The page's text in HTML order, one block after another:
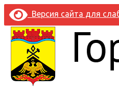
Версия сайта для